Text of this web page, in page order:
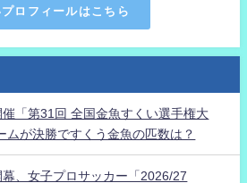
ロフィールはこちら
催「第31回 全国金魚すくい選手権大
ムが決勝ですくう金魚の匹数は？
幕、女子プロサッカー「2026/27